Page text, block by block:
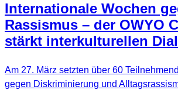
Internationale Wochen
Rassismus – der OWYO
stärkt interkulturellen
Am 27. März setzten über 60
gegen Diskriminierung und